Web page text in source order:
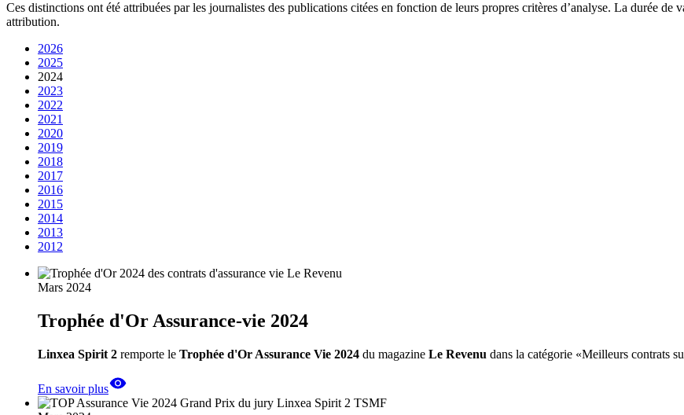
Ces distinctions ont été attribuées par les journalistes des publications citées en fonction de leurs propres critères d’analyse. La durée de
attribution.
2026
2025
2024
2023
2022
2021
2020
2019
2018
2017
2016
2015
2014
2013
2012
Mars 2024
Trophée d'Or Assurance-vie 2024
Linxea Spirit 2 remporte le Trophée d'Or Assurance Vie 2024 du magazine Le Revenu dans la catégorie «Meilleurs contrats
En savoir plus